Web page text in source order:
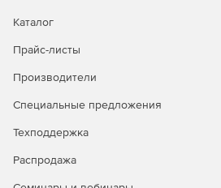
Каталог
Прайс-листы
Производители
Специальные предложения
Техподдержка
Распродажа